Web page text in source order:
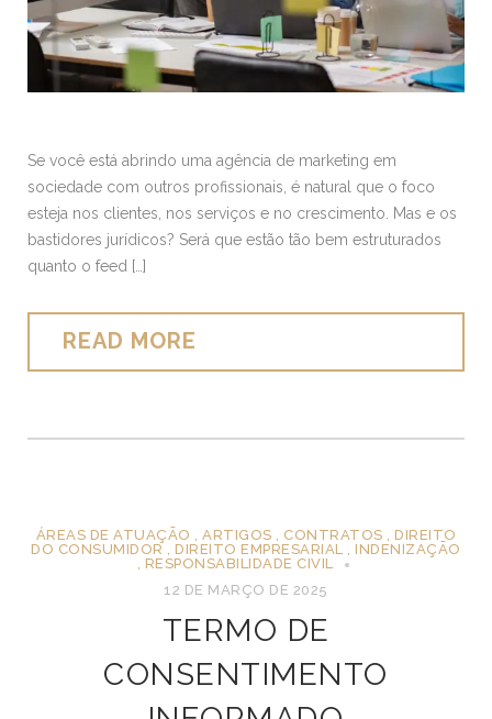
Se você está abrindo uma agência de marketing em
sociedade com outros profissionais, é natural que o foco
esteja nos clientes, nos serviços e no crescimento. Mas e os
bastidores jurídicos? Será que estão tão bem estruturados
quanto o feed […]
READ MORE
ÁREAS DE ATUAÇÃO , ARTIGOS , CONTRATOS , DIREITO
DO CONSUMIDOR ,DIREITO EMPRESARIAL ,INDENIZAÇÃO
, RESPONSABILIDADE CIVIL
12 DE MARÇO DE 2025
TERMO DE
CONSENTIMENTO